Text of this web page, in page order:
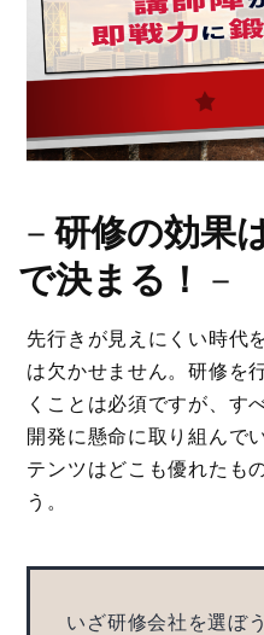
－ 研修の効果
で決まる！ －
先行きが見えにくい時代
は欠かせません。研修を
くことは必須ですが、す
開発に懸命に取り組んで
テンツはどこも優れたも
う。
いざ研修会社を選ぼ